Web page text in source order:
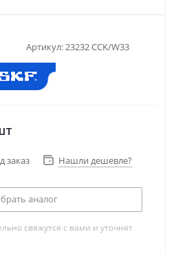
Артикул: 23232 CCK/W33
заказ Нашли дешевле?
аналог
свяжутся с вами и уточнят